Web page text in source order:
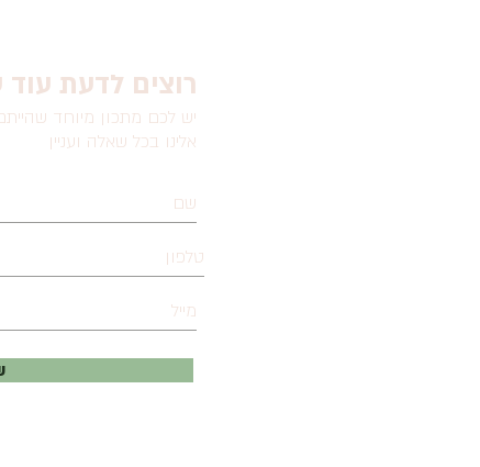
?רוצים לדעת
יש לכם מתכון מיוחד
אלינו בכל שאלה ועניין